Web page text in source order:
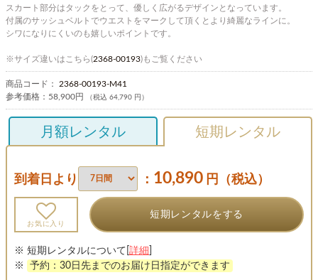
スカート部分はタックをとって、優しく広がるデザインとなっています。
付属のサッシュベルトでウエストをマークして頂くとより綺麗なラインに。
シワになりにくいのも嬉しいポイントです。
※サイズ違いはこちら(2368-00193)もご覧ください
商品コード： 2368-00193-M41
参考価格： 58,900円 （税込 64,790 円）
月額レンタル 短期レンタル
到着日より ： 10,890 円（税込）
お気に入り
短期レンタルをする
※ 短期レンタルについて[ 詳細
※
予約：30日先までのお届け日指定ができます